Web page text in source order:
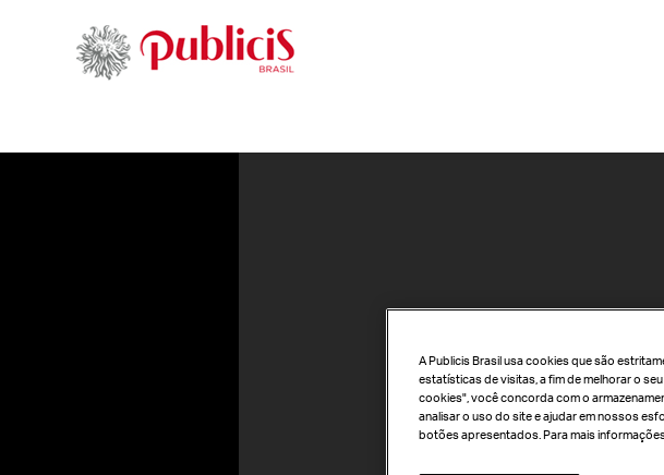
A Publicis Brasil usa cookies que são
estatísticas de visitas, a fim de melhorar o
cookies", você concorda com o
analisar o uso do site e ajudar em nossos
botões apresentados. Para mais